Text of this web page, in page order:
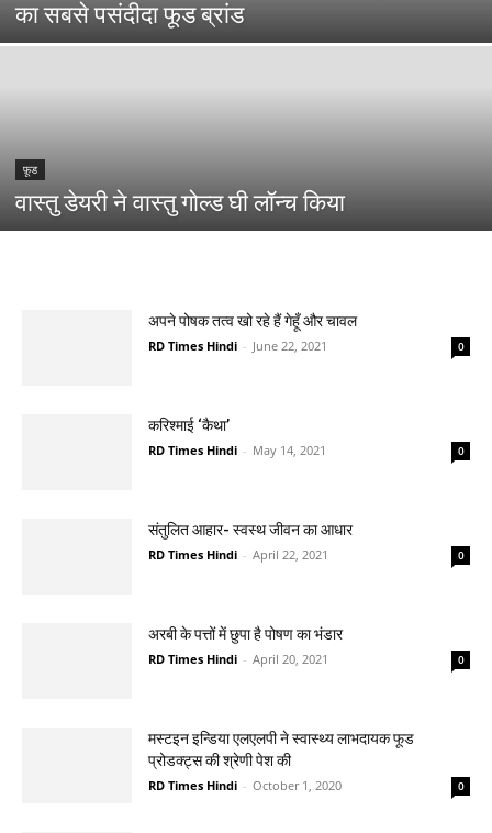
का सबसे पसंदीदा फूड ब्रांड
फ़ूड
वास्तु डेयरी ने वास्तु गोल्ड घी लॉन्च किया
अपने पोषक तत्व खो रहे हैं गेहूँ और चावल
RD Times Hindi - June 22, 2021 0
करिश्माई ‘कैथा’
RD Times Hindi - May 14, 2021 0
संतुलित आहार- स्वस्थ जीवन का आधार
RD Times Hindi - April 22, 2021 0
अरबी के पत्तों में छुपा है पोषण का भंडार
RD Times Hindi - April 20, 2021 0
मस्टइन इन्डिया एलएलपी ने स्वास्थ्य लाभदायक फूड
प्रोडक्ट्स की श्रेणी पेश की
RD Times Hindi - October 1, 2020 0